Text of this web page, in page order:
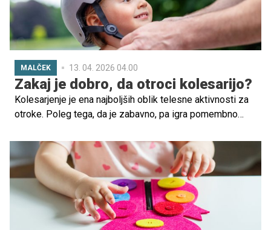
MALČEK 13. 04. 2026 04.00
Zakaj je dobro, da otroci kolesarijo?
Kolesarjenje je ena najboljših oblik telesne aktivnosti za
otroke. Poleg tega, da je zabavno, pa igra pomembno
izboljšanju ravnotežja in razvoju koordinacije. Z rednim
kolesarjenjem otrok gradi tudi kardiovaskularno
vzdržljivost in samostojnost.